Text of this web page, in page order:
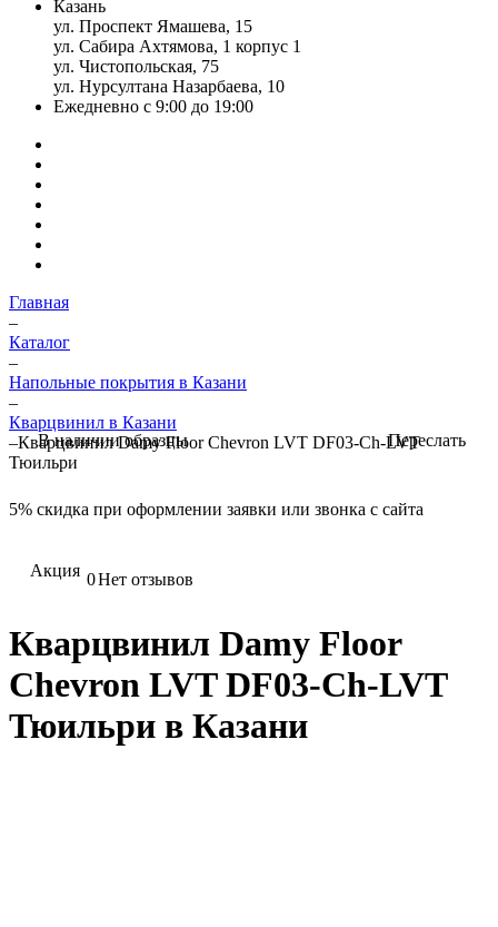
Казань
ул. Проспект Ямашева, 15
ул. Сабира Ахтямова, 1 корпус 1
ул. Чистопольская, 75
ул. Нурсултана Назарбаева, 10
Ежедневно с 9:00 до 19:00
Главная
–
Каталог
–
Напольные покрытия в Казани
–
Кварцвинил в Казани
–Кварцвинил Damy Floor Chevron LVT DF03-Ch-LVT
Тюильри
5% скидка при оформлении заявки или звонка с сайта
Акция 0Нет отзывов
Кварцвинил Damy Floor
Chevron LVT DF03-Ch-LVT
Тюильри в Казани
В наличии образцы Переслать